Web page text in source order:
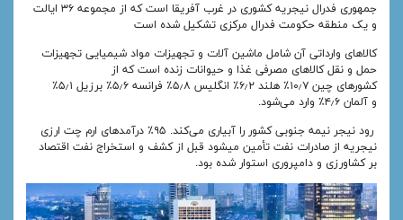
جمهوری فدرال نیجریه کشوری در غرب آفریقا است که از مجموعه ۳۶ ایالت
و یک منطقه حکومت فدرال مرکزی تشکیل شده‌ است
کالاهای وارداتی آن شامل ماشین‌ آلات و تجهیزات مواد شیمیایی تجهیزات
حمل و نقل کالاهای مصرفی غذا و حیوانات زنده‌ است که از
کشورهای چین ۱۰٫۷٪ هلند ۶٫۲٪ انگلیس ۵٫۸٪ فرانسه ۵٫۶٪ برزیل ۵٫۱٪
و آلمان ۴٫۶٪ وارد می‌شود.
رود نیجر نیمه جنوبی کشور را آبیاری می‌کند. ۹۵٪ درآمدهای ارم چت ارزی
نیجریه از صادرات نفت تأمین میشود قبل از کشف و استخراج نفت اقتصاد
بر کشاورزی و دامپروری استوار شده بود.